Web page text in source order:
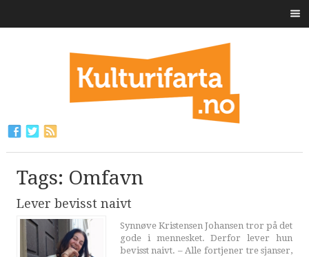
Tags: Omfavn
Lever bevisst naivt
Synnøve Kristensen Johansen tror på det
gode i mennesket. Derfor lever hun
bevisst naivt. – Alle fortjener tre sjanser,